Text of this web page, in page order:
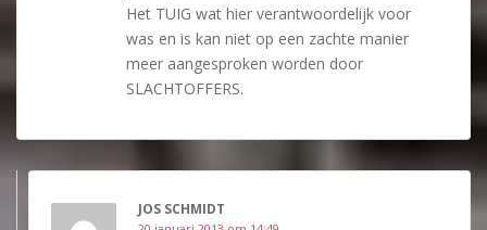
Het TUIG wat hier verantwoordelijk voor
was en is kan niet op een zachte manier
meer aangesproken worden door
SLACHTOFFERS.
JOS SCHMIDT